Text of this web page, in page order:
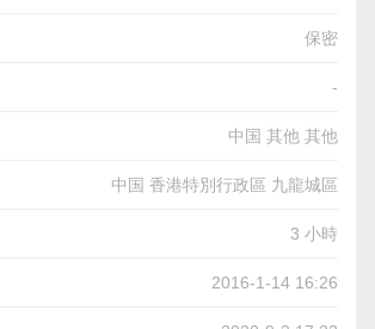
保密
-
中国 其他 其他
中国 香港特別行政區 九龍城區
3 小時
2016-1-14 16:26